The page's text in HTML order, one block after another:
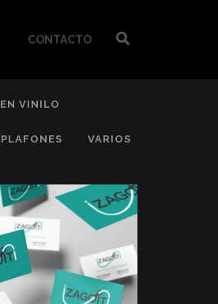
CONTACTO
VINILO
VARIOS